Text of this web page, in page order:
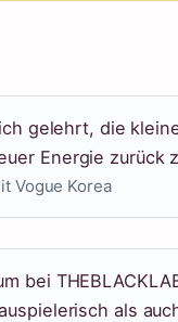
gelehrt, die
Energie zurück
Vogue Korea
bei
als